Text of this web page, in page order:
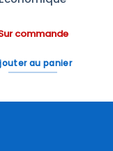
commande
au panier